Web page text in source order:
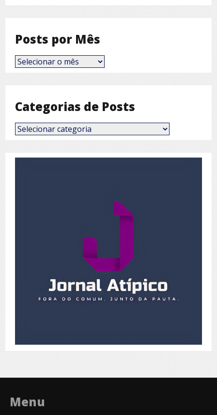
Posts por Mês
Posts
por
Categorias de Posts
Categorias
de
Menu